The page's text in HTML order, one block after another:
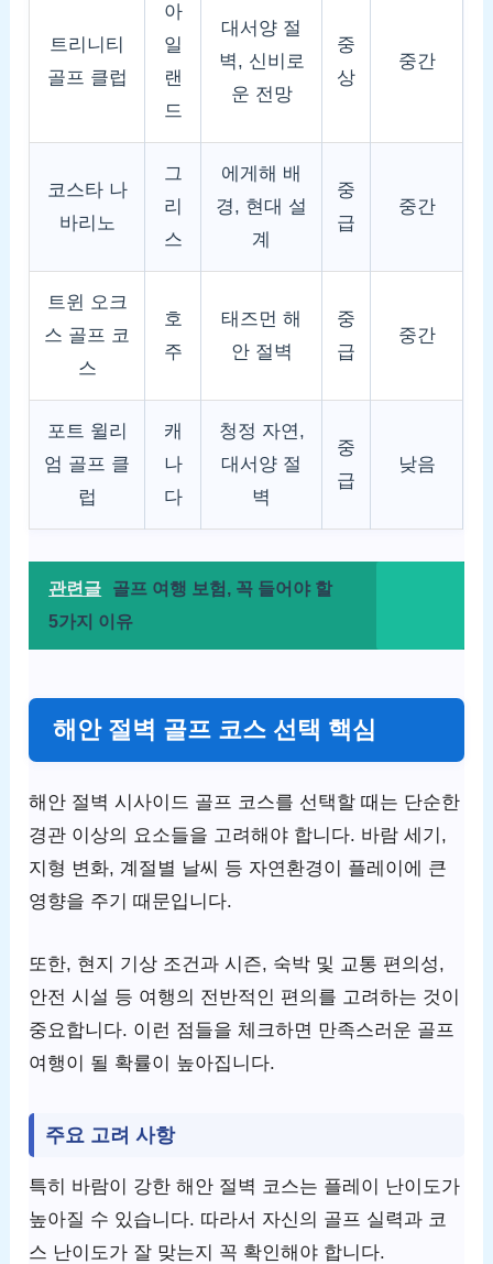
트리니티
골프 클럽
아
일
랜
드
대서양 절
벽, 신비로
운 전망
중
상
중간
코스타 나
바리노
그
리
스
에게해 배
경, 현대 설
계
중
급
중간
트윈 오크
스 골프 코
스
호
주
태즈먼 해
안 절벽
중
급
중간
포트 윌리
엄 골프 클
럽
캐
나
다
청정 자연,
대서양 절
벽
중
급
낮음
관련글
골프 여행 보험, 꼭 들어야 할
5가지 이유
해안 절벽 골프 코스 선택 핵심
해안 절벽 시사이드 골프 코스를 선택할 때는 단순한
경관 이상의 요소들을 고려해야 합니다. 바람 세기,
지형 변화, 계절별 날씨 등 자연환경이 플레이에 큰
영향을 주기 때문입니다.
또한, 현지 기상 조건과 시즌, 숙박 및 교통 편의성,
안전 시설 등 여행의 전반적인 편의를 고려하는 것이
중요합니다. 이런 점들을 체크하면 만족스러운 골프
여행이 될 확률이 높아집니다.
주요 고려 사항
특히 바람이 강한 해안 절벽 코스는 플레이 난이도가
높아질 수 있습니다. 따라서 자신의 골프 실력과 코
스 난이도가 잘 맞는지 꼭 확인해야 합니다.